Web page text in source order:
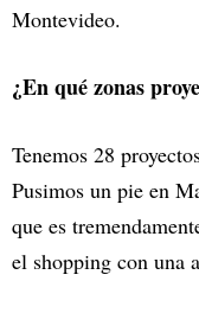
Montevideo.
¿En qué zonas
Tenemos 28
Pusimos un pie en
que es
el shopping con una